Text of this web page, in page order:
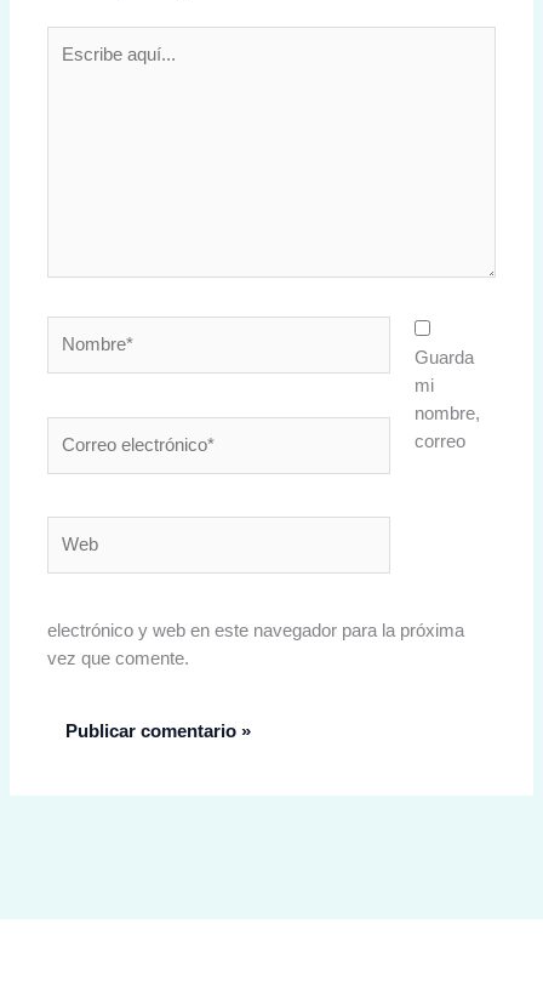
aquí...
electrónico*
Guarda
mi
nombre,
correo
electrónico y web en este navegador para la próxima
vez que comente.